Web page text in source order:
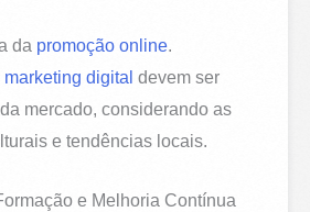
da promoção online.
marketing digital devem ser
mercado, considerando as
e tendências locais.
e Melhoria Contínua